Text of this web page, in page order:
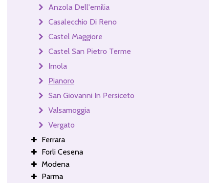
Anzola Dell'emilia
Casalecchio Di Reno
Castel Maggiore
Castel San Pietro Terme
Imola
Pianoro
San Giovanni In Persiceto
Valsamoggia
Vergato
Ferrara
Forli Cesena
Modena
Parma